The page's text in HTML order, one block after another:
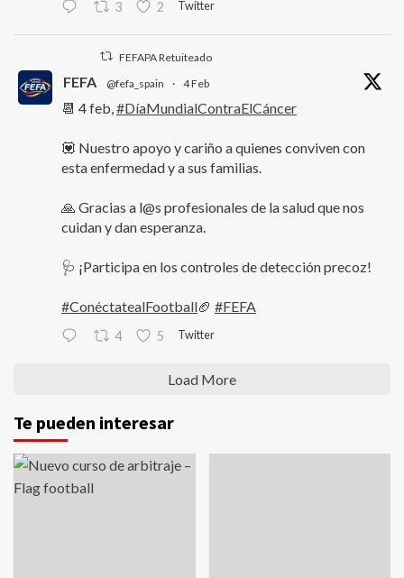
3 2 Twitter
FEFAPA Retuiteado
FEFA @fefa_spain · 4 Feb
📆 4 feb, #DíaMundialContraElCáncer
💟 Nuestro apoyo y cariño a quienes conviven con
esta enfermedad y a sus familias.
🙏 Gracias a l@s profesionales de la salud que nos
cuidan y dan esperanza.
🩺 ¡Participa en los controles de detección precoz!
#ConéctatealFootball🏈 #FEFA
4 5 Twitter
Load More
Te pueden interesar